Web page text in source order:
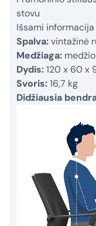
stovu
Išsami
Spalva:vintažinė
Medžiaga:
Dydis:120 x 60 x
Svoris:16,7 kg
Didžiausia